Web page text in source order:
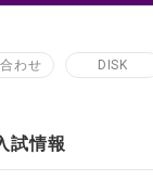
わせ DISK
試情報